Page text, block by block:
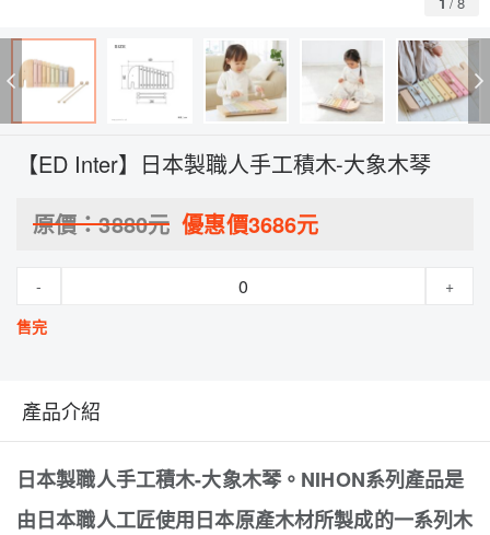
【ED Inter】日本製職人手工積木-大象木琴
原價：3880元 優惠價3686元
-
+
售完
產品介紹
日本製職人手工積木-大象木琴。NIHON系列產品是
由日本職人工匠使用日本原產木材所製成的一系列木